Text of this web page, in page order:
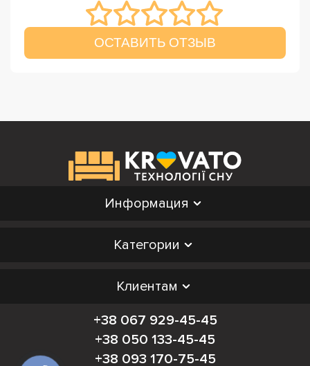
ОСТАВИТЬ ОТЗЫВ
Информация
Категории
Клиентам
+38 067 929-45-45
+38 050 133-45-45
+38 093 170-75-45